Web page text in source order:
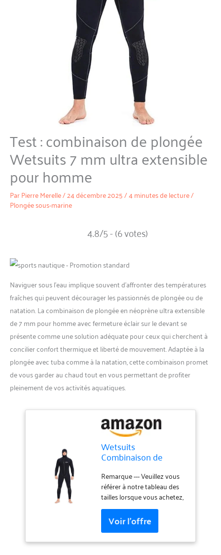
Test : combinaison de plongée
Wetsuits 7 mm ultra extensible
pour homme
ParPierre Merelle/24 décembre 2025/4 minutes de lecture/
Plongée sous-marine
4.8/5 - (6 votes)
Naviguer sous l’eau implique souvent d’affronter des températures
fraîches qui peuvent décourager les passionnés de plongée ou de
natation. La combinaison de plongée en néoprène ultra extensible
de 7 mm pour homme avec fermeture éclair sur le devant se
présente comme une solution adéquate pour ceux qui cherchent à
concilier confort thermique et liberté de mouvement. Adaptée à la
plongée avec tuba comme à la natation, cette combinaison promet
de vous garder au chaud tout en vous permettant de profiter
pleinement de vos activités aquatiques.
Wetsuits
Combinaison de
Extensible en
néoprène de 7 mm
pour Homme, avec
Fermeture éclair sur
Le Devant,
Combinaison de
plongée intégrale
Remarque --- Veuillez vous
référer à notre tableau des
tailles lorsque vous achetez,
ne pas acheter selon vos
propres habitudes, c'est
notre étiquette de taille en
que la taille américaine, par